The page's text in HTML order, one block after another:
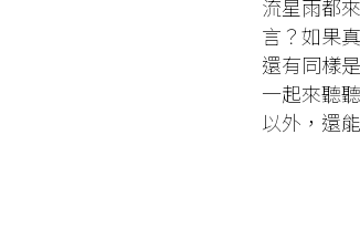
流星雨都
言？如果
還有同樣
一起來聽
以外，還